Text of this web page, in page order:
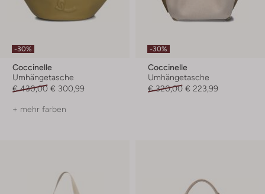
-30%
Coccinelle
Umhängetasche
€ 430,00 € 300,99
+ mehr farben
-30%
Coccinelle
Umhängetasche
€ 320,00 € 223,99